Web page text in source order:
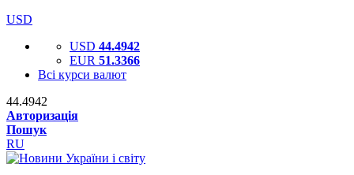
USD
USD 44.4942
EUR 51.3366
Всі курси валют
44.4942
Авторизація
Пошук
RU